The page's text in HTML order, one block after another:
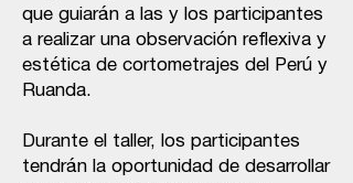
que guiarán a las y los participantes
a realizar una observación reflexiva y
estética de cortometrajes del Perú y
Ruanda.
Durante el taller, los participantes
tendrán la oportunidad de desarrollar